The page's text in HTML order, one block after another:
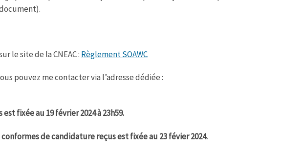
le site de la CNEAC : Règlement SOAWC
pouvez me contacter via l’adresse dédiée :
fixée au 19 février 2024 à 23h59.
de candidature reçus est fixée au 23 févier 2024.